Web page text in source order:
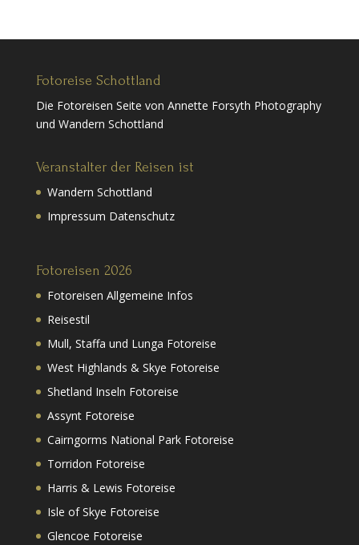
Fotoreise Schottland
Die Fotoreisen Seite von Annette Forsyth Photography
und Wandern Schottland
Veranstalter der Reisen ist
Wandern Schottland
Impressum Datenschutz
Fotoreisen 2026
Fotoreisen Allgemeine Infos
Reisestil
Mull, Staffa und Lunga Fotoreise
West Highlands & Skye Fotoreise
Shetland Inseln Fotoreise
Assynt Fotoreise
Cairngorms National Park Fotoreise
Torridon Fotoreise
Harris & Lewis Fotoreise
Isle of Skye Fotoreise
Glencoe Fotoreise